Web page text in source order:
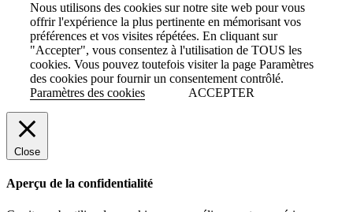
Nous utilisons des cookies sur notre site web pour vous
offrir l'expérience la plus pertinente en mémorisant vos
préférences et vos visites répétées. En cliquant sur
"Accepter", vous consentez à l'utilisation de TOUS les
cookies. Vous pouvez toutefois visiter la page Paramètres
des cookies pour fournir un consentement contrôlé.
Paramètres des cookies
ACCEPTER
Close
Aperçu de la confidentialité